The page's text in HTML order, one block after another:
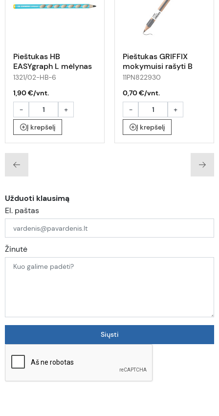
Pieštukas HB
EASYgraph L mėlynas
1321/02-HB-6
1,90 €/vnt.
-
+
Į krepšelį
Pieštukas GRIFFIX
mokymuisi rašyti B
11PN822930
0,70 €/vnt.
-
+
Į krepšelį
Užduoti klausimą
El. paštas
Žinutė